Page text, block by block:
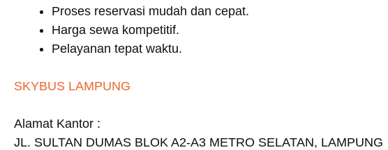
Proses reservasi mudah dan cepat.
Harga sewa kompetitif.
Pelayanan tepat waktu.
SKYBUS LAMPUNG
Alamat Kantor :
JL. SULTAN DUMAS BLOK A2-A3 METRO SELATAN, LAMPUNG